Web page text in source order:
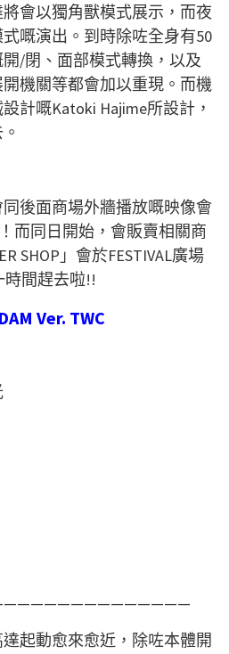
會以獨角獸模式展示，而夜
嘅演出。到時除咗全身有50
/閉、面部模式轉換，以及
機關等都會加以重現。而機
計嘅Katoki Hajime所設計，
後面商場外牆播放嘅映像會
而同日開始，會販賣相關商
SHOP」會於FESTIVAL廣場
間趕去啦!!
Ver. TWC
起動愈來愈近，除咗本體開